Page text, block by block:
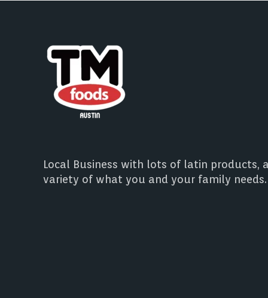
Local Business with lots of latin products, a
variety of what you and your family needs.